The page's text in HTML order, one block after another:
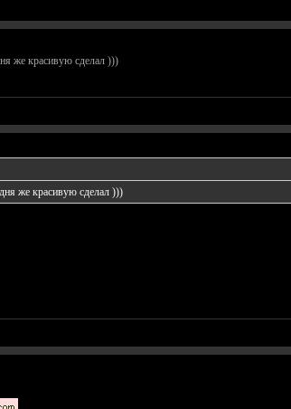
же красивую сделал )))
же красивую сделал )))